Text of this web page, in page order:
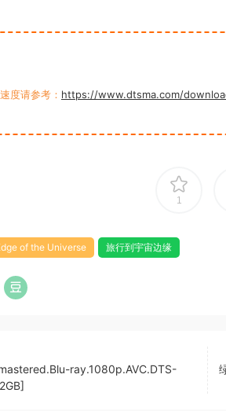
度请参考： https://www.dtsma.com/
1
of the Universe 旅行到宇宙边缘
ray.1080p.AVC.DTS-